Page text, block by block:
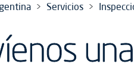
Servicios